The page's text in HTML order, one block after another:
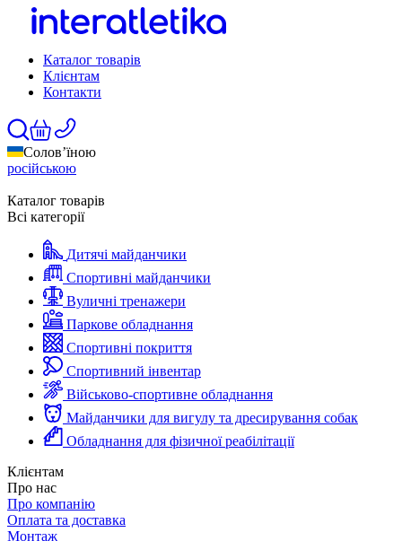
Каталог товарів
Клієнтам
Контакти
Солов’їною
російською
Каталог товарів
Всі категорії
Дитячі майданчики
Спортивні майданчики
Вуличні тренажери
Паркове обладнання
Спортивні покриття
Спортивний інвентар
Військово-спортивне обладнання
Майданчики для вигулу та дресирування собак
Обладнання для фізичної реабілітації
Клієнтам
Про нас
Про компанію
Оплата та доставка
Монтаж